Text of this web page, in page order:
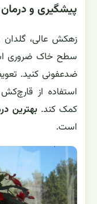
پیشگیری و
زهکش عالی،
سطح خاک ضروری
ضدعفونی کنید.
استفاده از
کمک کند. بهترین
است.